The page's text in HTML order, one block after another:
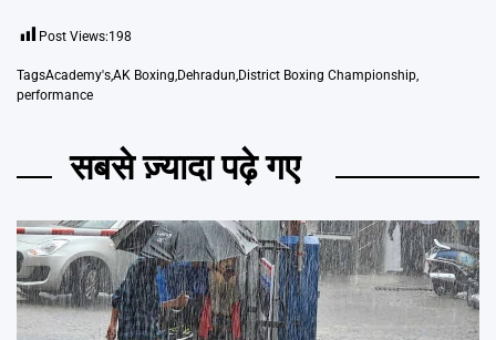
Post Views:198
TagsAcademy's,AK Boxing,Dehradun,District Boxing Championship,
performance
सबसे ज़्यादा पढ़े गए